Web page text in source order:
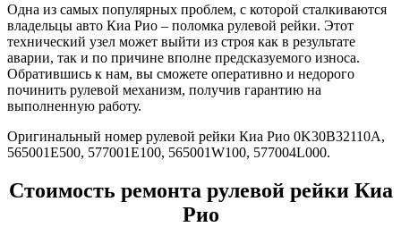
Одна из самых популярных проблем, с которой сталкиваются
владельцы авто Киа Рио – поломка рулевой рейки. Этот
технический узел может выйти из строя как в результате
аварии, так и по причине вполне предсказуемого износа.
Обратившись к нам, вы сможете оперативно и недорого
починить рулевой механизм, получив гарантию на
выполненную работу.
Оригинальный номер рулевой рейки Киа Рио 0K30B32110A,
565001E500, 577001E100, 565001W100, 577004L000.
Стоимость ремонта рулевой рейки Киа
Рио